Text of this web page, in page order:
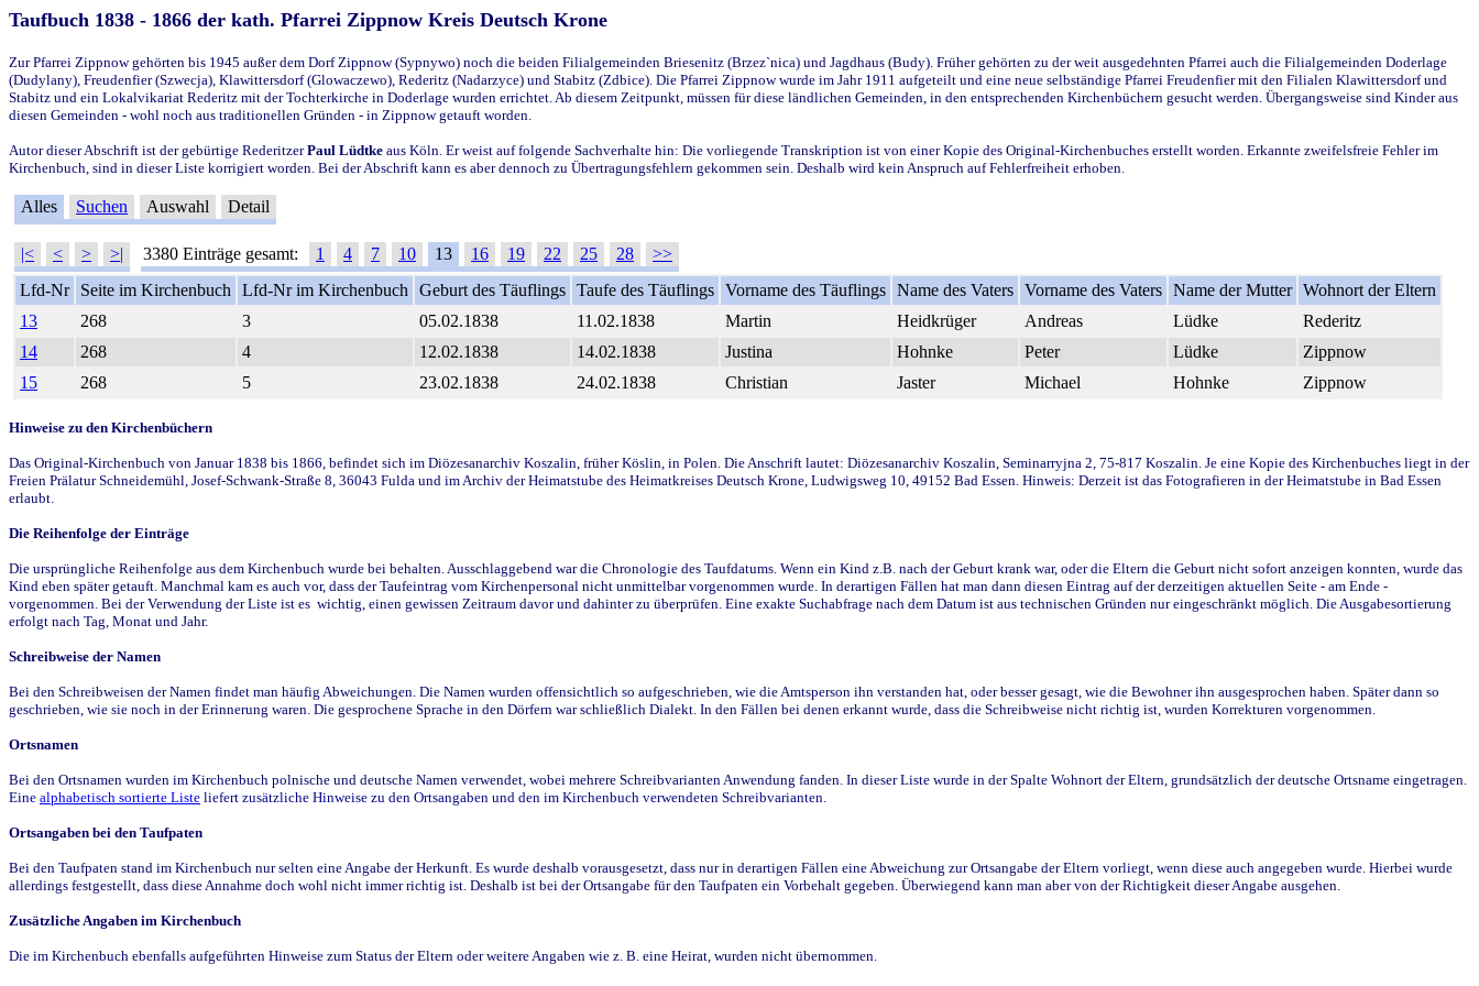
Taufbuch 1838 - 1866 der kath. Pfarrei Zippnow Kreis Deutsch Krone
Zur Pfarrei Zippnow gehörten bis 1945 außer dem Dorf Zippnow (Sypnywo) noch die beiden Filialgemeinden Briesenitz (Brzez`nica) und Jagdhaus (Budy). Früher gehörten zu der weit ausgedehnten Pfarrei auch die Filialgemeinden Doderlage
(Dudylany), Freudenfier (Szwecja), Klawittersdorf (Glowaczewo), Rederitz (Nadarzyce) und Stabitz (Zdbice). Die Pfarrei Zippnow wurde im Jahr 1911 aufgeteilt und eine neue selbständige Pfarrei Freudenfier mit den Filialen Klawittersdorf und
Stabitz und ein Lokalvikariat Rederitz mit der Tochterkirche in Doderlage wurden errichtet. Ab diesem Zeitpunkt, müssen für diese ländlichen Gemeinden, in den entsprechenden Kirchenbüchern gesucht werden. Übergangsweise sind Kinder aus
diesen Gemeinden - wohl noch aus traditionellen Gründen - in Zippnow getauft worden.
Autor dieser Abschrift ist der gebürtige RederitzerPaul Lüdtke aus Köln. Er weist auf folgende Sachverhalte hin: Die vorliegende Transkription ist von einer Kopie des Original-Kirchenbuches erstellt worden. Erkannte zweifelsfreie Fehler im
Kirchenbuch, sind in dieser Liste korrigiert worden. Bei der Abschrift kann es aber dennoch zu Übertragungsfehlern gekommen sein. Deshalb wird kein Anspruch auf Fehlerfreiheit erhoben.
Alles Suchen Auswahl Detail
|< < > >| 3380 Einträge gesamt: 1 4 7 10 13 16 19 22 25 28
>>
Lfd-Nr
Seite im Kirchenbuch Lfd-Nr im Kirchenbuch Geburt des Täuflings Taufe des Täuflings Vorname des Täuflings Name des Vaters Vorname des Vaters Name der Mutter Wohnort der Eltern
13
268 3 05.02.1838 11.02.1838 Martin Heidkrüger Andreas Lüdke
Rederitz
14
268 4 12.02.1838 14.02.1838 Justina Hohnke Peter Lüdke
Zippnow
15
268 5 23.02.1838 24.02.1838 Christian Jaster Michael Hohnke Zippnow
Hinweise zu den Kirchenbüchern
Das Original-Kirchenbuch von Januar 1838 bis 1866, befindet sich im Diözesanarchiv Koszalin, früher Köslin, in Polen. Die Anschrift lautet: Diözesanarchiv Koszalin, Seminarryjna 2, 75-817 Koszalin. Je eine Kopie des Kirchenbuches liegt in der
Freien Prälatur Schneidemühl, Josef-Schwank-Straße 8, 36043 Fulda und im Archiv der Heimatstube des Heimatkreises Deutsch Krone, Ludwigsweg 10, 49152 Bad Essen. Hinweis: Derzeit ist das Fotografieren in der Heimatstube in Bad Essen
erlaubt.
Die Reihenfolge der Einträge
Die ursprüngliche Reihenfolge aus dem Kirchenbuch wurde bei behalten. Ausschlaggebend war die Chronologie des Taufdatums. Wenn ein Kind z.B. nach der Geburt krank war, oder die Eltern die Geburt nicht sofort anzeigen konnten, wurde das
Kind eben später getauft. Manchmal kam es auch vor, dass der Taufeintrag vom Kirchenpersonal nicht unmittelbar vorgenommen wurde. In derartigen Fällen hat man dann diesen Eintrag auf der derzeitigen aktuellen Seite - am Ende -
vorgenommen. Bei der Verwendung der Liste ist es wichtig, einen gewissen Zeitraum davor und dahinter zu überprüfen. Eine exakte Suchabfrage nach dem Datum ist aus technischen Gründen nur eingeschränkt möglich. Die Ausgabesortierung
erfolgt nach Tag, Monat und Jahr.
Schreibweise der Namen
Bei den Schreibweisen der Namen findet man häufig Abweichungen. Die Namen wurden offensichtlich so aufgeschrieben, wie die Amtsperson ihn verstanden hat, oder besser gesagt, wie die Bewohner ihn ausgesprochen haben. Später dann so
geschrieben, wie sie noch in der Erinnerung waren. Die gesprochene Sprache in den Dörfern war schließlich Dialekt. In den Fällen bei denen erkannt wurde, dass die Schreibweise nicht richtig ist, wurden Korrekturen vorgenommen.
Ortsnamen
Bei den Ortsnamen wurden im Kirchenbuch polnische und deutsche Namen verwendet, wobei mehrere Schreibvarianten Anwendung fanden. In dieser Liste wurde in der Spalte Wohnort der Eltern, grundsätzlich der deutsche Ortsname eingetragen.
Eine alphabetisch sortierte Liste liefert zusätzliche Hinweise zu den Ortsangaben und den im Kirchenbuch verwendeten Schreibvarianten.
Ortsangaben bei den Taufpaten
Bei den Taufpaten stand im Kirchenbuch nur selten eine Angabe der Herkunft. Es wurde deshalb vorausgesetzt, dass nur in derartigen Fällen eine Abweichung zur Ortsangabe der Eltern vorliegt, wenn diese auch angegeben wurde. Hierbei wurde
allerdings festgestellt, dass diese Annahme doch wohl nicht immer richtig ist. Deshalb ist bei der Ortsangabe für den Taufpaten ein Vorbehalt gegeben. Überwiegend kann man aber von der Richtigkeit dieser Angabe ausgehen.
Zusätzliche Angaben im Kirchenbuch
Die im Kirchenbuch ebenfalls aufgeführten Hinweise zum Status der Eltern oder weitere Angaben wie z. B. eine Heirat, wurden nicht übernommen.